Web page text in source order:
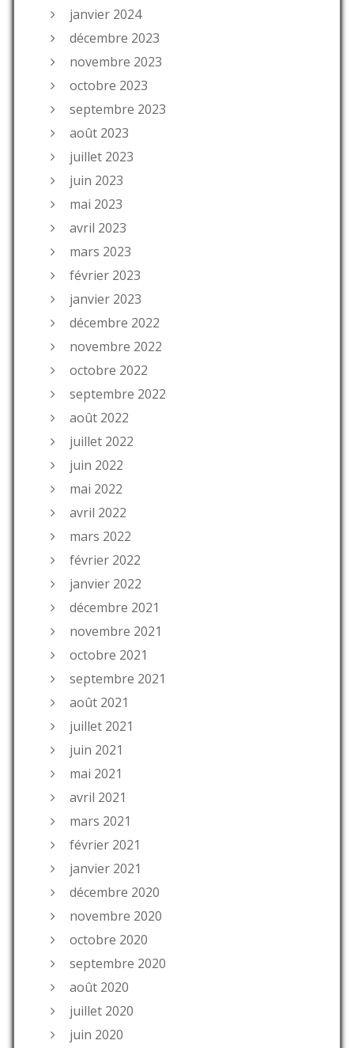
janvier 2024
décembre 2023
novembre 2023
octobre 2023
septembre 2023
août 2023
juillet 2023
juin 2023
mai 2023
avril 2023
mars 2023
février 2023
janvier 2023
décembre 2022
novembre 2022
octobre 2022
septembre 2022
août 2022
juillet 2022
juin 2022
mai 2022
avril 2022
mars 2022
février 2022
janvier 2022
décembre 2021
novembre 2021
octobre 2021
septembre 2021
août 2021
juillet 2021
juin 2021
mai 2021
avril 2021
mars 2021
février 2021
janvier 2021
décembre 2020
novembre 2020
octobre 2020
septembre 2020
août 2020
juillet 2020
juin 2020